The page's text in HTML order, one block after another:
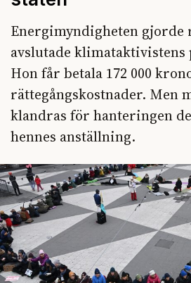
Energimyndigheten gjorde
avslutade
Hon får betala 172 000
rättegångskostnader. Men
klandras för hanteringen
hennes anställning.